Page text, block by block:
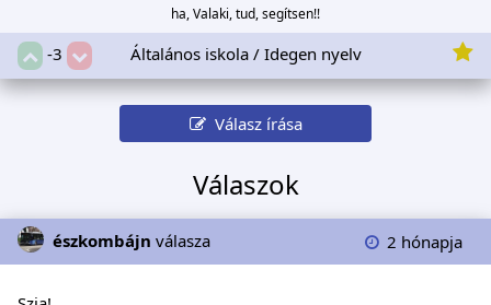
ha, Valaki, tud, segítsen!!
-3 Általános iskola / Idegen nyelv
Válasz írása
Válaszok
észkombájn válasza 2 hónapja